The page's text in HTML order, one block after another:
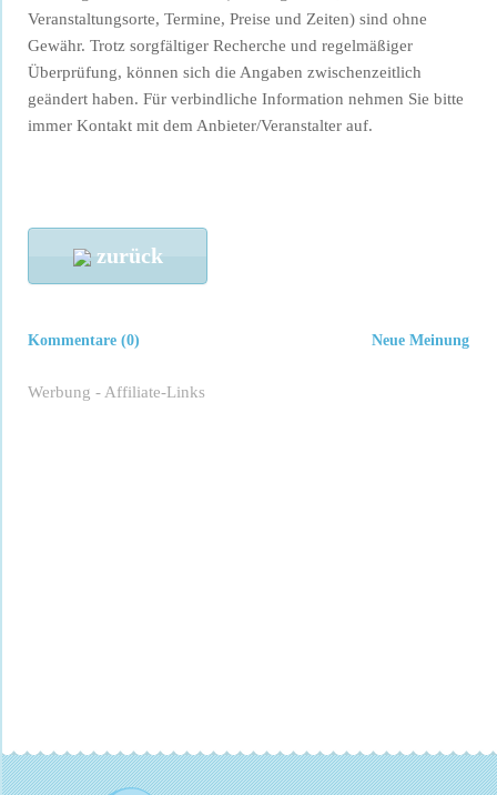
Veranstaltungsorte, Termine, Preise und Zeiten) sind ohne
Gewähr. Trotz sorgfältiger Recherche und regelmäßiger
Überprüfung, können sich die Angaben zwischenzeitlich
geändert haben. Für verbindliche Information nehmen Sie bitte
immer Kontakt mit dem Anbieter/Veranstalter auf.
zurück
Neue Meinung
Kommentare (0)
Werbung - Affiliate-Links